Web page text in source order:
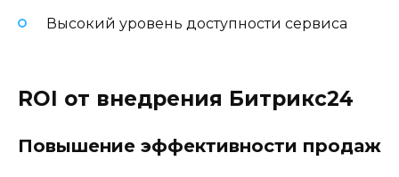
Высокий уровень доступности сервиса
ROI от внедрения Битрикс24
Повышение эффективности продаж